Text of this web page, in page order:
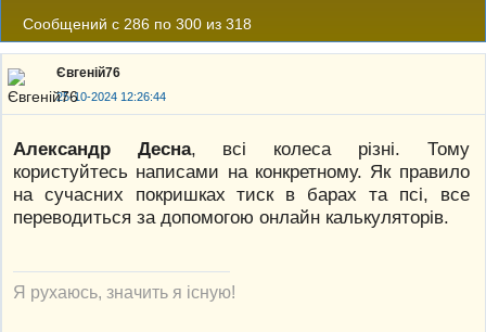
Сообщений с 286 по 300 из 318
Євгеній76
25-10-2024 12:26:44
Александр Десна, всі колеса різні. Тому
користуйтесь написами на конкретному. Як правило
на сучасних покришках тиск в барах та псі, все
переводиться за допомогою онлайн калькуляторів.
Я рухаюсь, значить я існую!